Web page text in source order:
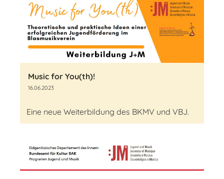
Music for You(th)!
16.06.2023
Eine neue Weiterbildung des BKMV und VBJ.